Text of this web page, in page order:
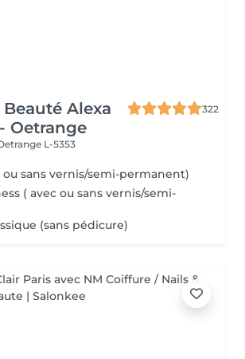
Alexa
Oetrange
322
L-5353
ou sans vernis/semi-permanent)
( avec ou sans vernis/semi-
(sans pédicure)